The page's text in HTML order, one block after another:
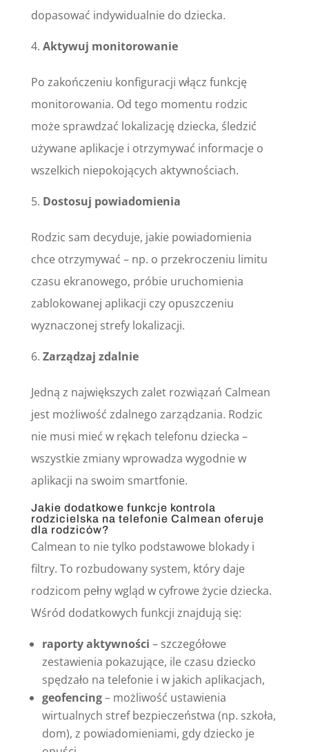
dopasować indywidualnie do dziecka.
Aktywuj monitorowanie
Po zakończeniu konfiguracji włącz funkcję
monitorowania. Od tego momentu rodzic
może sprawdzać lokalizację dziecka, śledzić
używane aplikacje i otrzymywać informacje o
wszelkich niepokojących aktywnościach.
Dostosuj powiadomienia
Rodzic sam decyduje, jakie powiadomienia
chce otrzymywać – np. o przekroczeniu limitu
czasu ekranowego, próbie uruchomienia
zablokowanej aplikacji czy opuszczeniu
wyznaczonej strefy lokalizacji.
Zarządzaj zdalnie
Jedną z największych zalet rozwiązań Calmean
jest możliwość zdalnego zarządzania. Rodzic
nie musi mieć w rękach telefonu dziecka –
wszystkie zmiany wprowadza wygodnie w
aplikacji na swoim smartfonie.
Jakie dodatkowe funkcje kontrola
rodzicielska na telefonie Calmean oferuje
dla rodziców?
Calmean to nie tylko podstawowe blokady i
filtry. To rozbudowany system, który daje
rodzicom pełny wgląd w cyfrowe życie dziecka.
Wśród dodatkowych funkcji znajdują się:
raporty aktywności – szczegółowe
zestawienia pokazujące, ile czasu dziecko
spędzało na telefonie i w jakich aplikacjach,
geofencing– możliwość ustawienia
wirtualnych stref bezpieczeństwa (np. szkoła,
dom), z powiadomieniami, gdy dziecko je